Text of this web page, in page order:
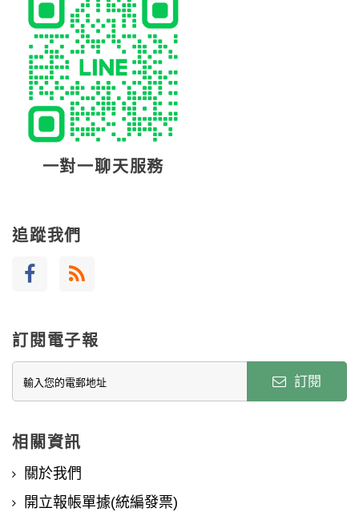
一對一聊天服務
追蹤我們
訂閱電子報
訂閱
相關資訊
關於我們
開立報帳單據(統編發票)